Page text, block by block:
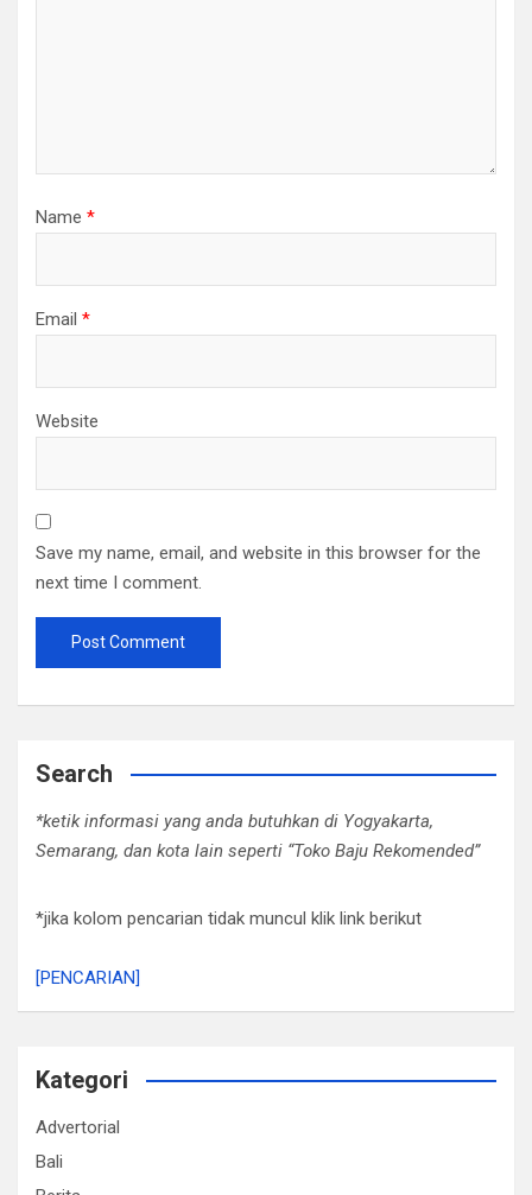
Name *
Email *
Website
Save my name, email, and website in this browser for the
next time I comment.
Search
*ketik informasi yang anda butuhkan di Yogyakarta,
Semarang, dan kota lain seperti “Toko Baju Rekomended”
*jika kolom pencarian tidak muncul klik link berikut
[PENCARIAN]
Kategori
Advertorial
Bali